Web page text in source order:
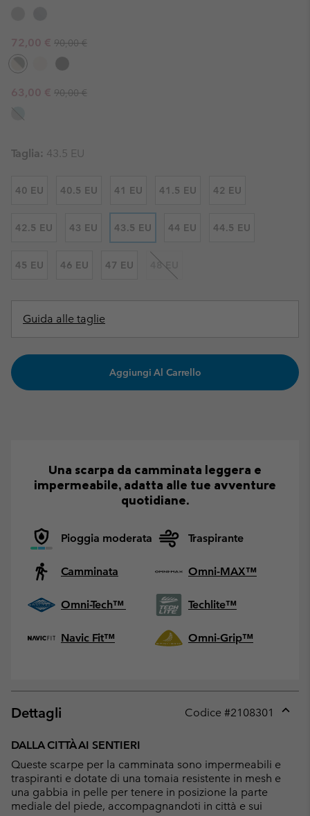
Sale price:
72,00 € Regular price:
90,00 €
Sale price:
63,00 € Regular price:
90,00 €
Taglia: 43.5 EU
40 EU 40.5 EU 41 EU 41.5 EU 42 EU
42.5 EU 43 EU 43.5 EU 44 EU 44.5 EU
45 EU 46 EU 47 EU 48 EU
Guida alle taglie
Aggiungi Al Carrello
Una scarpa da camminata leggera e
impermeabile, adatta alle tue avventure
quotidiane.
Pioggia moderata Traspirante
Camminata Omni-MAX™
Omni-Tech™ Techlite™
Navic Fit™ Omni-Grip™
Dettagli Codice #2108301
DALLA CITTÀ AI SENTIERI
Queste scarpe per la camminata sono impermeabili e
traspiranti e dotate di una tomaia resistente in mesh e
una gabbia in pelle per tenere in posizione la parte
mediale del piede, accompagnandoti in città e sui